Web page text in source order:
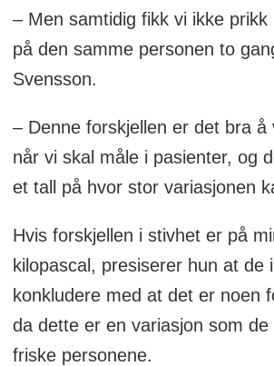
– Men samtidig fikk vi ikke prikk
på den samme personen to
Svensson.
– Denne forskjellen er det bra
når vi skal måle i pasienter, og
et tall på hvor stor variasjonen
Hvis forskjellen i stivhet er på
kilopascal, presiserer hun at de
konkludere med at det er noen
da dette er en variasjon som
friske personene.